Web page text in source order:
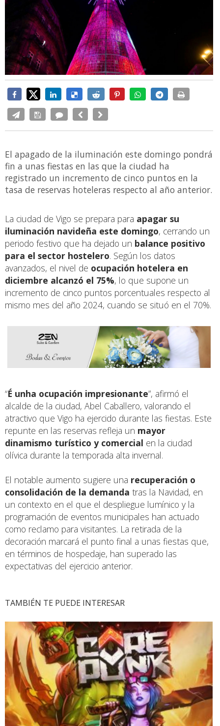
El apagado de la iluminación este domingo pondrá
fin a unas fiestas en las que la ciudad ha
registrado un incremento de cinco puntos en la
tasa de reservas hoteleras respecto al año anterior.
La ciudad de Vigo se prepara para apagar su
iluminación navideña este domingo, cerrando un
periodo festivo que ha dejado un balance positivo
para el sector hostelero. Según los datos
avanzados, el nivel de ocupación hotelera en
diciembre alcanzó el 75%, lo que supone un
incremento de cinco puntos porcentuales respecto al
mismo mes del año 2024, cuando se situó en el 70%.
“É unha ocupación impresionante”, afirmó el
alcalde de la ciudad, Abel Caballero, valorando el
atractivo que Vigo ha ejercido durante las fiestas. Este
repunte en las reservas refleja un mayor
dinamismo turístico y comercial en la ciudad
olívica durante la temporada alta invernal.
El notable aumento sugiere una recuperación o
consolidación de la demanda tras la Navidad, en
un contexto en el que el despliegue lumínico y la
programación de eventos municipales han actuado
como reclamo para visitantes. La retirada de la
decoración marcará el punto final a unas fiestas que,
en términos de hospedaje, han superado las
expectativas del ejercicio anterior.
TAMBIÉN TE PUEDE INTERESAR